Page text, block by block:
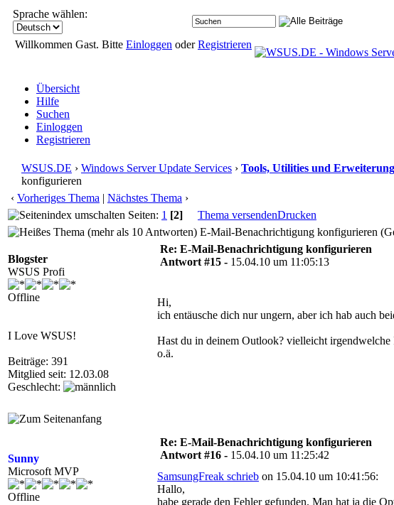
Sprache wählen:
Willkommen Gast. Bitte Einloggen oderRegistrieren
Übersicht
Hilfe
Suchen
Einloggen
Registrieren
WSUS.DE › Windows Server Update Services › Tools, Utilities und
konfigurieren
‹ Vorheriges Thema | Nächstes Thema ›
Seiten: 1 [2] Thema versendenDrucken
E-Mail-Benachrichtigung konfigurieren
Blogster
WSUS Profi
Offline
I Love WSUS!
Beiträge: 391
Mitglied seit: 12.03.08
Geschlecht:
Re: E-Mail-Benachrichtigung konfigurieren
Antwort #15 - 15.04.10 um 11:05:13
Hi,
ich entäusche dich nur ungern, aber ich hab auch
Hast du in deinem Outlook? vielleicht
o.ä.
Sunny
Microsoft MVP
Offline
Re: E-Mail-Benachrichtigung konfigurieren
Antwort #16 - 15.04.10 um 11:25:42
SamsungFreak schrieb on 15.04.10 um 10:41:56:
Hallo,
habe gerade den Fehler gefunden. Man hat ja die